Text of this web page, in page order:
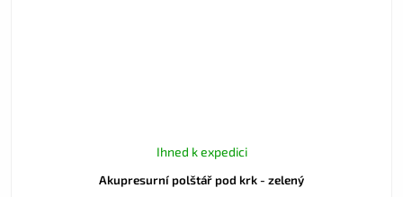
Akupresurní polštář pod krk - zelený
Ihned k expedici